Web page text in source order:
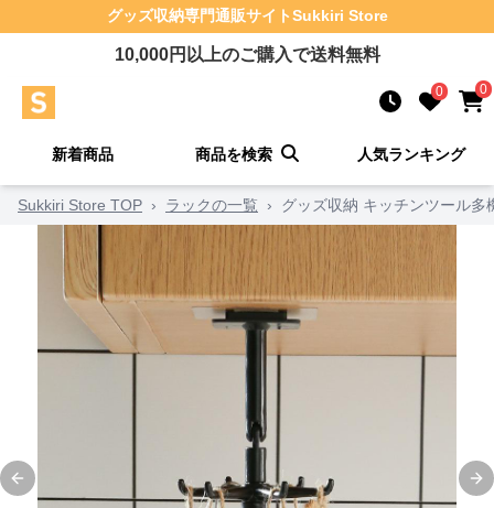
グッズ収納専門通販サイトSukkiri Store
10,000円以上のご購入で送料無料
0 0
新着商品 商品を検索 人気ランキング
Sukkiri Store TOP › ラックの一覧 › グッズ収納 キッチンツール多
Previous slide